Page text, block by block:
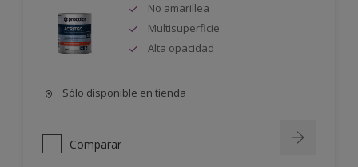
No amarillea
Multisuperficie
Alta opacidad
Sólo disponible en tienda
Comparar